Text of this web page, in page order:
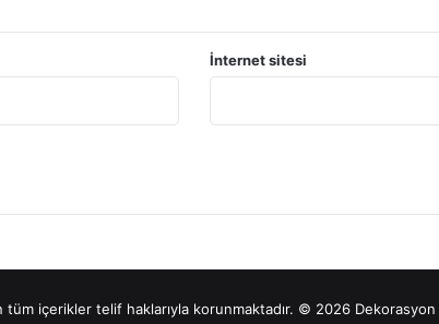
İnternet sitesi
tüm içerikler telif haklarıyla korunmaktadır. © 2026 Dekorasyon